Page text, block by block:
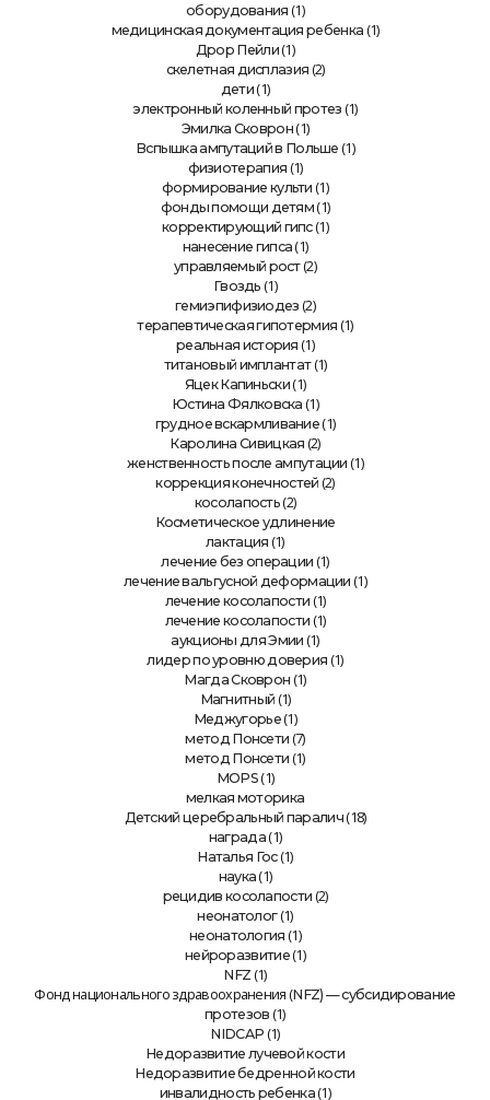
оборудования (1)
медицинская документация ребенка (1)
Дрор Пейли(1)
скелетная дисплазия (2)
дети (1)
электронный коленный протез (1)
Эмилка Сковрон (1)
Вспышка ампутаций в Польше (1)
физиотерапия (1)
формирование культи (1)
фонды помощи детям (1)
корректирующий гипс(1)
нанесение гипса (1)
управляемый рост(2)
Гвоздь (1)
гемиэпифизиодез (2)
терапевтическая гипотермия (1)
реальная история (1)
титановый имплантат(1)
Яцек Капиньски (1)
Юстина Фялковска (1)
грудное вскармливание (1)
Каролина Сивицкая (2)
женственность после ампутации (1)
коррекция конечностей (2)
косолапость (2)
Косметическое удлинение
лактация (1)
лечение без операции (1)
лечение вальгусной деформации (1)
лечение косолапости (1)
лечение косолапости (1)
аукционы для Эмии (1)
лидер по уровню доверия (1)
Магда Сковрон (1)
Магнитный (1)
Меджугорье(1)
метод Понсети (7)
метод Понсети (1)
MOPS (1)
мелкая моторика
Детский церебральный паралич(18)
награда(1)
Наталья Гос(1)
наука (1)
рецидив косолапости (2)
неонатолог(1)
неонатология (1)
нейроразвитие(1)
NFZ (1)
Фонд национального здравоохранения (NFZ) — субсидирование
протезов (1)
NIDCAP (1)
Недоразвитие лучевой кости
Недоразвитие бедренной кости
инвалидность ребенка(1)